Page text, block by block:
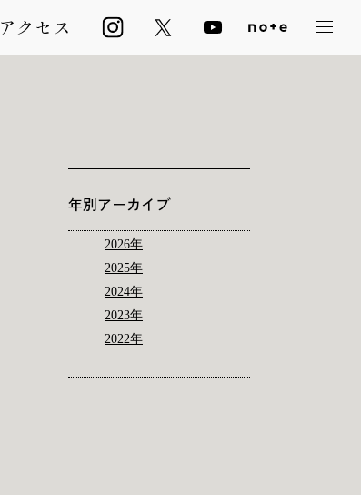
年別アーカイブ
2026年
2025年
2024年
2023年
2022年
アクセス